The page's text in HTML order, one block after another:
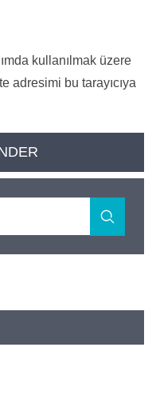
kullanılmak üzere
adresimi bu tarayıcıya